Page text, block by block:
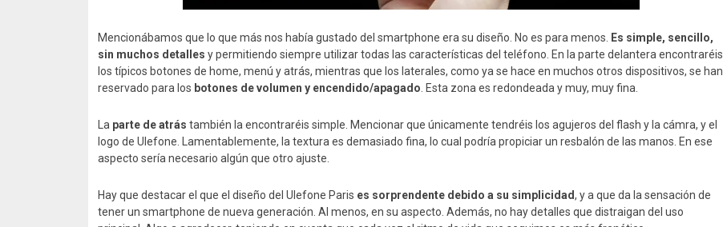
Mencionábamos que lo que más nos había gustado del smartphone era su diseño. No es para menos.
Es simple, sencillo,
sin muchos detalles y permitiendo siempre utilizar todas las características del teléfono. En la parte delantera encontraréis
los típicos botones de home, menú y atrás, mientras que los laterales, como ya se hace en muchos otros dispositivos, se han
reservado para los botones de volumen y encendido/apagado . Esta zona es redondeada y muy, muy fina.
La parte de atrás también la encontraréis simple. Mencionar que únicamente tendréis los agujeros del flash y la cámra, y el
logo de Ulefone. Lamentablemente, la textura es demasiado fina, lo cual podría propiciar un resbalón de las manos. En ese
aspecto sería necesario algún que otro ajuste.
Hay que destacar el que el diseño del Ulefone Paris es sorprendente debido a su simplicidad, y a que da la sensación de
tener un smartphone de nueva generación. Al menos, en su aspecto. Además, no hay detalles que distraigan del uso